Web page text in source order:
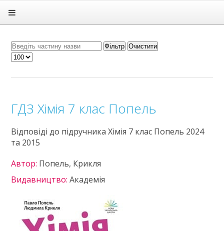
Підручники
ГДЗ
Статті
Зв'язок
Фільтр Очистити
ГДЗ Хімія 7 клас Попель
Відповіді до підручника Хімія 7 клас Попель 2024
та 2015
Автор: Попель, Крикля
Видавництво:Академія